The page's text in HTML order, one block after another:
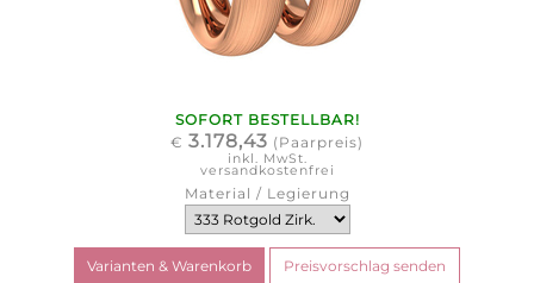
SOFORT BESTELLBAR!
€ 3.178,43 (Paarpreis)
inkl. MwSt.
versandkostenfrei
Material / Legierung